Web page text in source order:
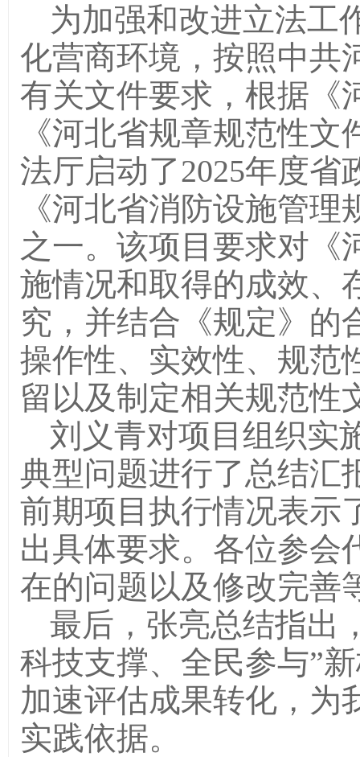
为加强和改进立法工
化营商环境，按照中共
有关文件要求，根据《
《河北省规章规范性
法厅启动了2025年度
《河北省消防设施管
之一。该项目要求对《
施情况和取得的成效、
究，并结合《规定》的
操作性、实效性、规范
留以及制定相关规范性
刘义青对项目组织实
典型问题进行了总结汇
前期项目执行情况表示
出具体要求。各位参会
在的问题以及修改完善
最后，张亮总结指出
科技支撑、全民参与”
加速评估成果转化，为
实践依据。